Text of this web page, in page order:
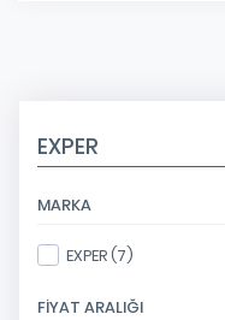
EXPER
MARKA
EXPER (7)
FIYAT ARALIĞI